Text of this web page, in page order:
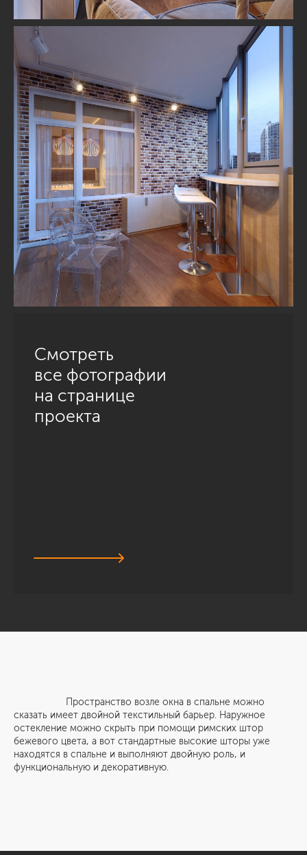
Смотреть
все фотографии
на странице
проекта
Пространство возле окна в спальне можно
сказать имеет двойной текстильный барьер. Наружное
остекление можно скрыть при помощи римских штор
бежевого цвета, а вот стандартные высокие шторы уже
находятся в спальне и выполняют двойную роль, и
функциональную и декоративную.